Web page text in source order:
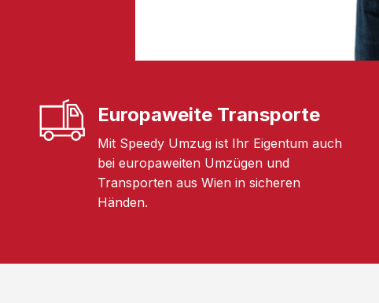
Europaweite Transporte
Mit Speedy Umzug ist Ihr Eigentum auch
bei europaweiten Umzügen und
Transporten aus Wien in sicheren
Händen.